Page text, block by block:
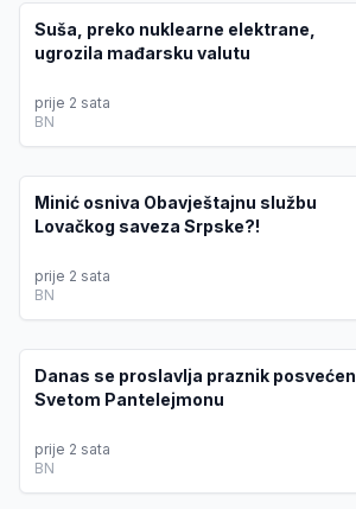
Suša, preko nuklearne elektrane,
ugrozila mađarsku valutu
prije 2 sata
BN
Minić osniva Obavještajnu službu
Lovačkog saveza Srpske?!
prije 2 sata
BN
Danas se proslavlja praznik posvećen
Svetom Pantelejmonu
prije 2 sata
BN